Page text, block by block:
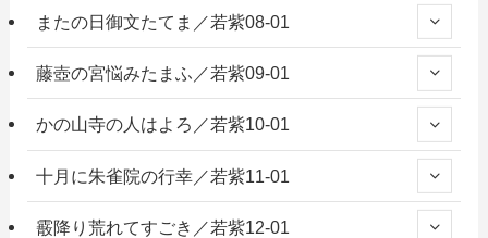
またの日御文たてま／若紫08-01
藤壺の宮悩みたまふ／若紫09-01
かの山寺の人はよろ／若紫10-01
十月に朱雀院の行幸／若紫11-01
霰降り荒れてすごき／若紫12-01